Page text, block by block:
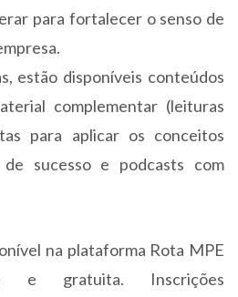
para fortalecer o senso de
estão disponíveis conteúdos
complementar (leituras
para aplicar os conceitos
de sucesso e podcasts com
na plataforma Rota MPE
e gratuita. Inscrições